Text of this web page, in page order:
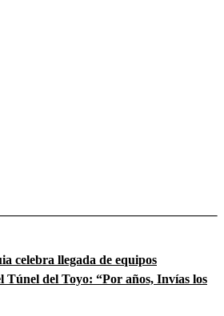
celebra llegada de equipos
Túnel del Toyo: “Por años, Invías los